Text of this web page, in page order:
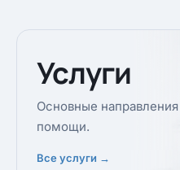
Услуги
Основные
помощи.
Все услуги →